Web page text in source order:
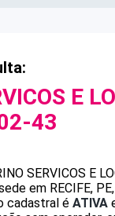
E
43
SERVICOS E
em RECIFE,
cadastral é ATIVA